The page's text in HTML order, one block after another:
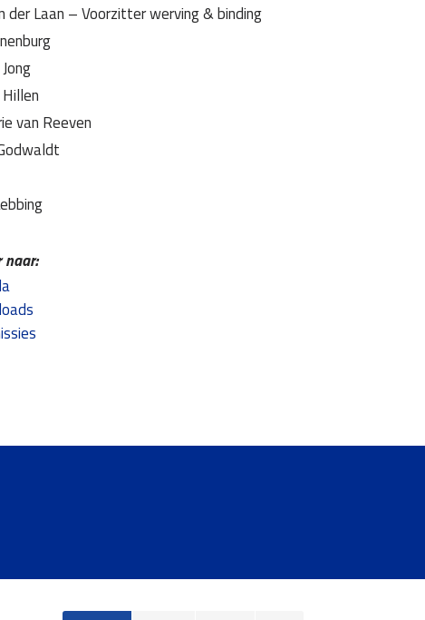
der Laan – Voorzitter werving & binding
van Reeven
naar: